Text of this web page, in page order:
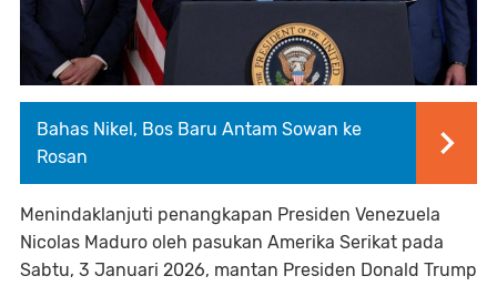
Bahas Nikel, Bos Baru Antam Sowan ke
Rosan
Menindaklanjuti penangkapan Presiden Venezuela
Nicolas Maduro oleh pasukan Amerika Serikat pada
Sabtu, 3 Januari 2026, mantan Presiden Donald Trump